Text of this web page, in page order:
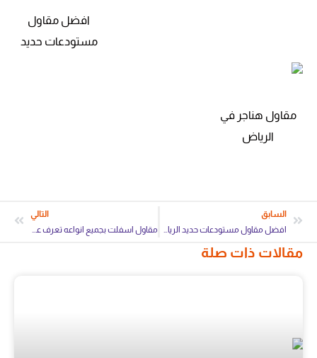
افضل مقاول
مستودعات حديد
مقاول هناجر في
الرياض
السابق
افضل مقاول مستودعات حديد الرياض
التالي
مقاول اسفلت بجميع انواعه تعرف على الانواع
مقالات ذات صلة